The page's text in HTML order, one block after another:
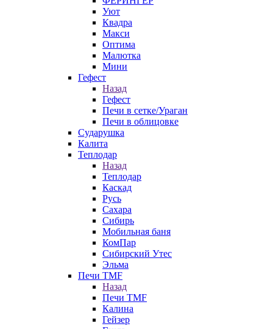
Уют
Квадра
Макси
Оптима
Малютка
Мини
Гефест
Назад
Гефест
Печи в сетке/Ураган
Печи в облицовке
Сударушка
Калита
Теплодар
Назад
Теплодар
Каскад
Русь
Сахара
Сибирь
Мобильная баня
КомПар
Сибирский Утес
Эльма
Печи TMF
Назад
Печи TMF
Калина
Гейзер